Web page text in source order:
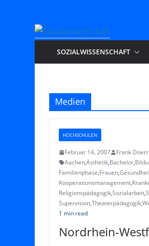
Inhalt
springen
SOZIALWISSENSCHAFT
Medien
HOCHSCHULEN
Februar 14, 2007 Frank Doerr
Aachen,Ästhetik,Bachelor,
Familienphase,Frauen,
Kooperationsmanagement,
Religionspädagogik,Sozialarbeit,
Supervision,Theaterpädagogik,
1 min read
Nordrhein-